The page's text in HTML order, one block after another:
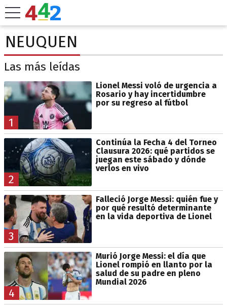
NEUQUEN
Las más leídas
1
Lionel Messi voló de urgencia a
Rosario y hay incertidumbre
por su regreso al fútbol
2
Continúa la Fecha 4 del Torneo
Clausura 2026: qué partidos se
juegan este sábado y dónde
verlos en vivo
3
Falleció Jorge Messi: quién fue y
por qué resultó determinante
en la vida deportiva de Lionel
4
Murió Jorge Messi: el día que
Lionel rompió en llanto por la
salud de su padre en pleno
Mundial 2026